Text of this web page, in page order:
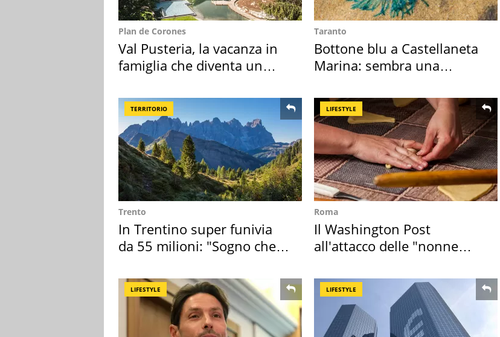
Plan de Corones
Val Pusteria, la vacanza in
famiglia che diventa un
Taranto
Bottone blu a Castellaneta
Marina: sembra una
TERRITORIO
Trento
In Trentino super funivia
da 55 milioni: "Sogno che si
LIFESTYLE
Roma
Il Washington Post
all'attacco delle "nonne
LIFESTYLE LIFESTYLE